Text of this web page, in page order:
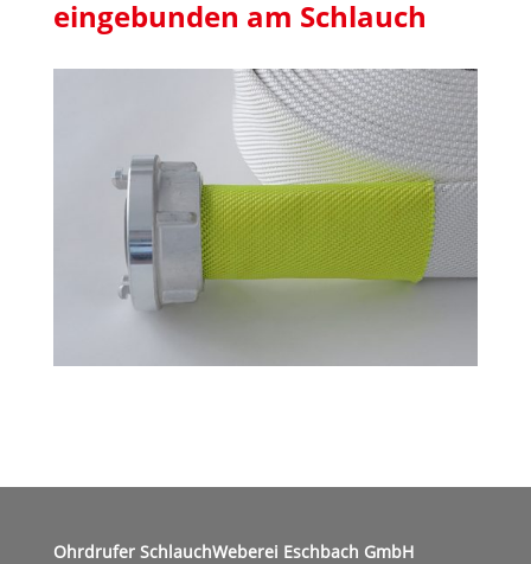
eingebunden am Schlauch
Ohrdrufer SchlauchWeberei Eschbach GmbH